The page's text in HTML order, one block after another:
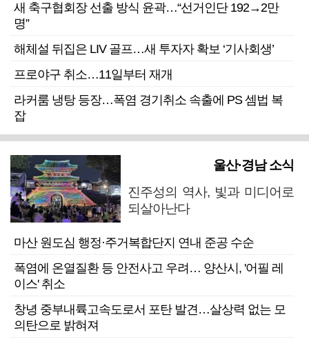
새 축구협회장 선출 방식 윤곽…“선거인단 192→2만
명”
해체설 뒤집은 LIV 골프…새 투자자 확보 ‘기사회생’
프로야구 취소…11일부터 재개
라커룸 냉탕 등장…폭염 경기취소 속출에 PS 셈법 복
잡
울산·경남 소식
진주성의 역사, 빛과 미디어로
되살아난다
마산 원도심 행정·주거복합단지 연내 준공 수순
폭염에 온열질환 등 안전사고 우려… 양산시, '어필 레
이스' 취소
창녕 중부내륙고속도로서 포탄 발견…살상력 없는 모
의탄으로 밝혀져